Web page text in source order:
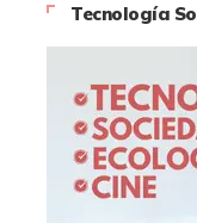
Tecnología